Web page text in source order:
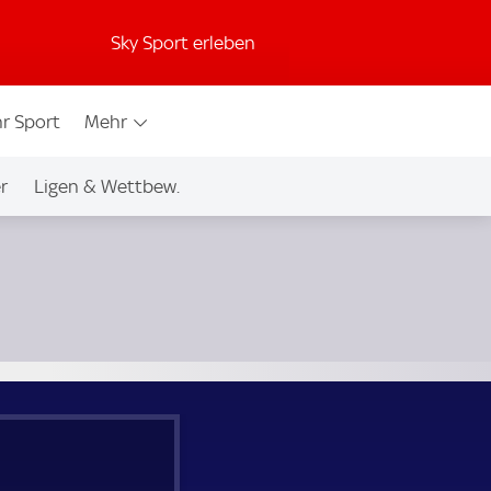
Sky Sport erleben
Sport Mehr
Ligen & Wettbew.